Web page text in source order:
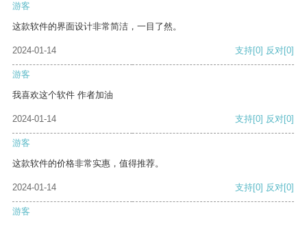
游客
这款软件的界面设计非常简洁，一目了然。
2024-01-14 支持[0] 反对[0]
游客
我喜欢这个软件 作者加油
2024-01-14 支持[0] 反对[0]
游客
这款软件的价格非常实惠，值得推荐。
2024-01-14 支持[0] 反对[0]
游客